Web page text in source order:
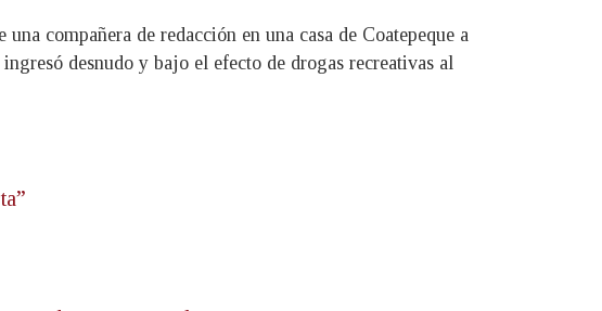
compañera de redacción en una casa de Coatepeque a
desnudo y bajo el efecto de drogas recreativas al